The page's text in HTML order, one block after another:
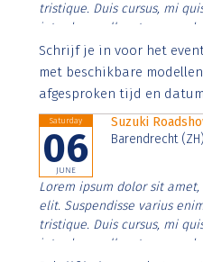
tristique. Duis cursus, mi
interdum nulla, ut
Aenean faucibus nibh et
imperdiet. Nunc ut sem
Schrijf je in voor het
met beschikbare
afgesproken tijd en
Saturday
06
JUNE
Suzuki
Barendrecht (ZH)
Lorem ipsum dolor sit
elit. Suspendisse varius
tristique. Duis cursus, mi
interdum nulla, ut